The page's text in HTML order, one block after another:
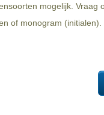
mogelijk. Vraag
of monogram